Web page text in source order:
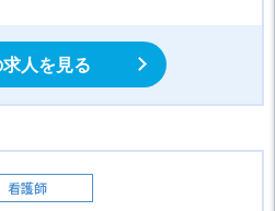
求人を見る
看護師